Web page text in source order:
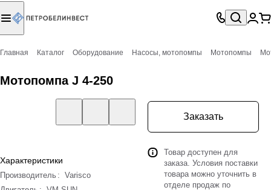
Главная Каталог Оборудование Насосы, мотопомпы Мотопомпы
Мотопомпа J 4-250
Характеристики
Производитель : Varisco
Заказать
Товар доступен для
заказа. Условия поставки
товара можно уточнить в
отделе продаж по